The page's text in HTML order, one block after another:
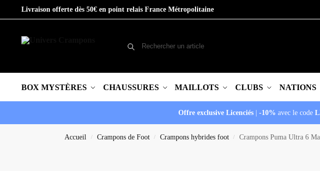
Livraison offerte dès 50€ en point relais France Métropolitaine
BOX MYSTÈRES CHAUSSURES MAILLOTS CLUBS NATIONS
Offre exclusive Licenciés| -10% avec le code
Accueil / Crampons de Foot / Crampons hybrides foot / Crampons Puma Ultra 6